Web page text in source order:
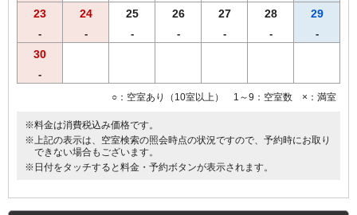
23
-
24
-
25
-
26
-
27
-
28
-
29
-
30
-
○：空室あり（10室以上） 1～9：空室数 ×：満室
※料金は消費税込み価格です。
※上記の表示は、空室検索の照会時点の状況ですので、予約時にお取り
できない場合もございます。
※日付をタッチすると料金・予約ボタンが表示されます。